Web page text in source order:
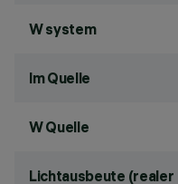
W system
lm Quelle
W Quelle
Lichtausbeute (realer